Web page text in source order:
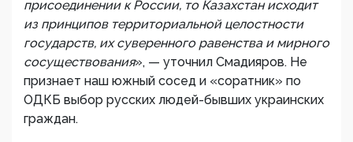
присоединении к России, то Казахстан исходит
из принципов территориальной целостности
государств, их суверенного равенства и мирного
сосуществования», — уточнил Смадияров. Не
признает наш южный сосед и «соратник» по
ОДКБ выбор русских людей-бывших украинских
граждан.